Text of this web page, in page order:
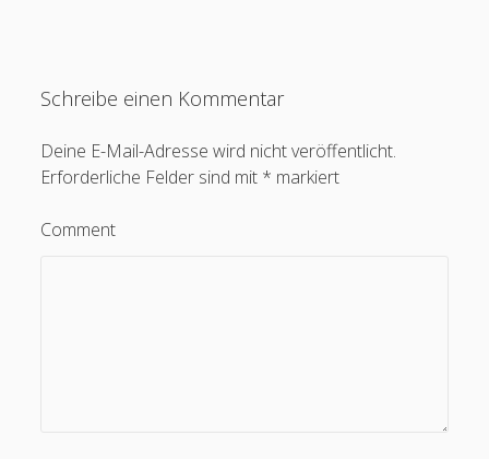
Schreibe einen Kommentar
Deine E-Mail-Adresse wird nicht veröffentlicht.
Erforderliche Felder sind mit * markiert
Comment